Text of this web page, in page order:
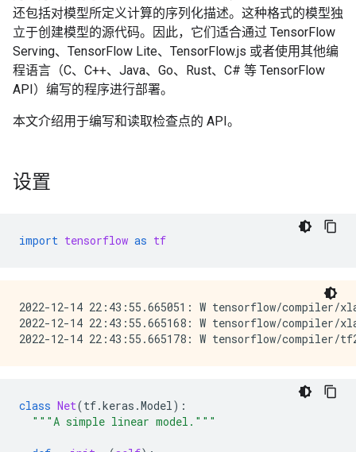
还包括对模型所定义计算的序列化描述。这种格式的模型独
立于创建模型的源代码。因此，它们适合通过 TensorFlow
Serving、TensorFlow Lite、TensorFlow.js 或者使用其他编
程语言（C、C++、Java、Go、Rust、C# 等 TensorFlow
API）编写的程序进行部署。
本文介绍用于编写和读取检查点的 API。
设置
import tensorflow as tf
2022-12-14 22:43:55.665051: W tensorflow/
2022-12-14 22:43:55.665168: W tensorflow/
class Net(tf.keras .Model):
"""A simple linear model."""